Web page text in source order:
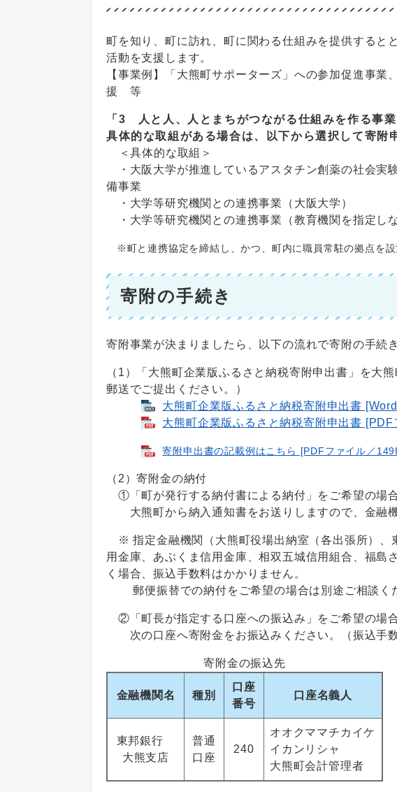
町を知り、町に訪れ、町に関わる仕組みを提供すると
活動を支援します。
【事業例】「大熊町サポーターズ」への参加促進事業
援 等
「3 人と人、人とまちがつながる仕組みを作る事
具体的な取組がある場合は、以下から選択して寄附
＜具体的な取組＞
・大阪大学が推進しているアスタチン創薬の社会実
備事業
・大学等研究機関との連携事業（大阪大学）
・大学等研究機関との連携事業（教育機関を指定し
※町と連携協定を締結し、かつ、町内に職員常駐の拠点を設
寄附の手続き
寄附事業が決まりましたら、以下の流れで寄附の手続
（1）「大熊町企業版ふるさと納税寄附申出書」を大
郵送でご提出ください。）
大熊町企業版ふるさと納税寄附申出書
大熊町企業版ふるさと納税寄附申出書
寄附申出書の記載例はこちら [PDFファイル／
（2）寄附金の納付
①「町が発行する納付書による納付」をご希望の場
大熊町から納入通知書をお送りしますので、金融機
※ 指定金融機関（大熊町役場出納室（各出張所）、
用金庫、あぶくま信用金庫、相双五城信用組合、福島
く場合、振込手数料はかかりません。
郵便振替での納付をご希望の場合は別途ご相談く
②「町長が指定する口座への振込み」をご希望の場
次の口座へ寄附金をお振込みください。（振込手数
寄附金の振込先
金融機関名 種別
口座
番号
口座名義人
東邦銀行
大熊支店
普通
口座
240
オオクママチカイケ
イカンリシャ
大熊町会計管理者